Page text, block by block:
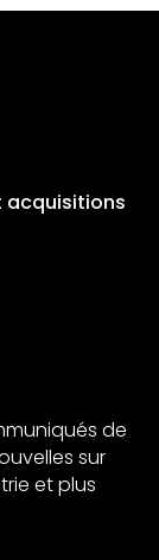
acquisitions
de
sur
et plus